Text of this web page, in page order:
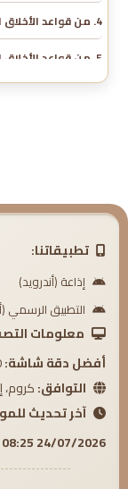
4. من قواعد الأخلاق الحسنة: العدل
5. من قواعد الأخلاق الحسنة: الشجاعة
تطبيقاتنا:
إذاعة (أندرويد)
التطبيق الرسمي
معلومات
أفضل دقة شاشة:
التوافق:
آخر تحديث
24/07/2026 08:25 AM